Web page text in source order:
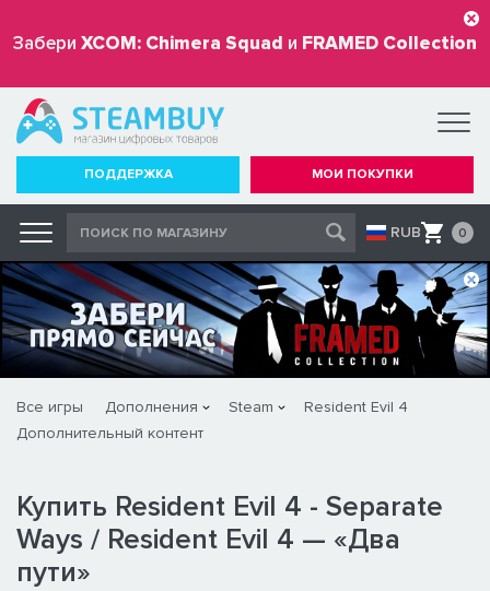
Забери XCOM: Chimera Squad и FRAMED Collection
бесплатно
ПОДДЕРЖКА МОИ ПОКУПКИ
RUB 0
Все игры Дополнения Steam
Resident Evil 4
Дополнительный контент
Купить Resident Evil 4 - Separate
Ways / Resident Evil 4 — «Два
пути»